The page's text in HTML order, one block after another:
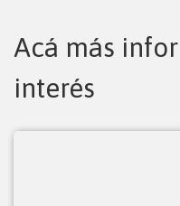
Acá más
interés